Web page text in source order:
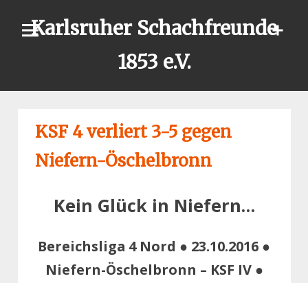
Karlsruher Schachfreunde
1853 e.V.
KSF 4 verliert 3-5 gegen
Niefern-Öschelbronn
Kein Glück in Niefern…
Bereichsliga 4 Nord ● 23.10.2016 ●
Niefern-Öschelbronn – KSF IV ●